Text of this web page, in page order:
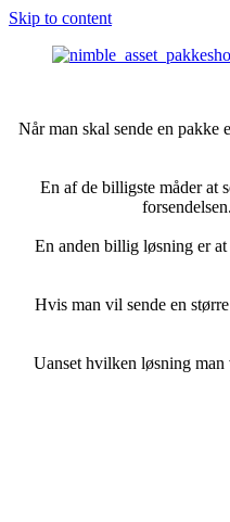
Skip to content
Når man skal sende en pakke
En af de billigste måder at
En anden billig løsning er
Hvis man vil sende en
Uanset hvilken løsning